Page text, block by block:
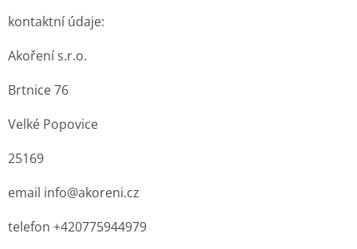
kontaktní údaje:
Akoření s.r.o.
Brtnice 76
Velké Popovice
25169
email info@akoreni.cz
telefon +420775944979